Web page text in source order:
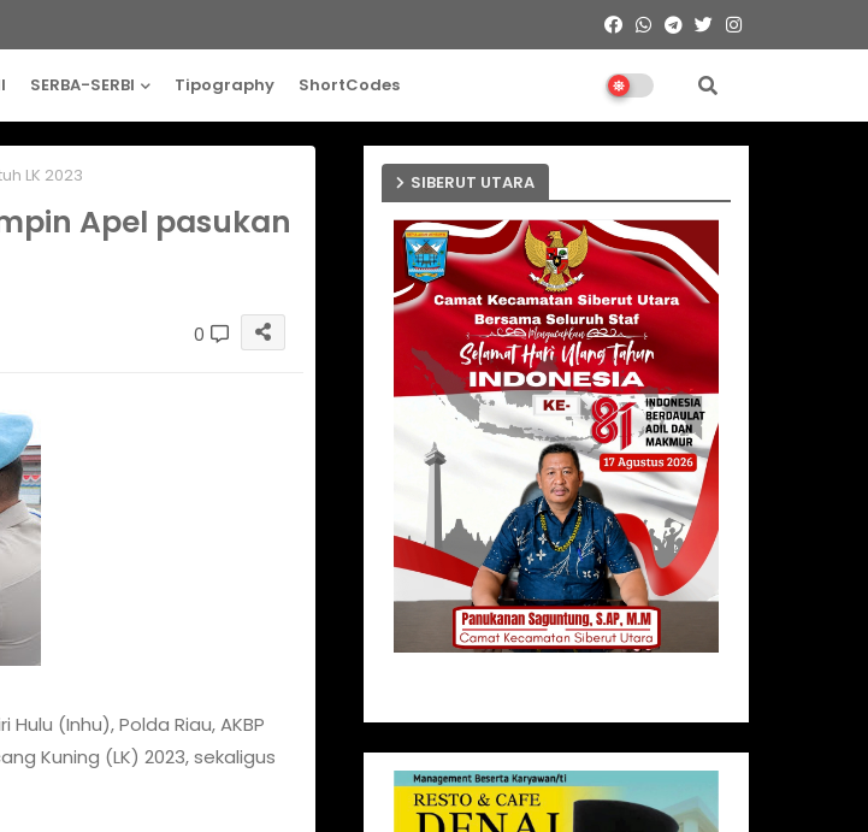
SERBA-SERBI Tipography ShortCodes
LK 2023
Apel pasukan
0
(Inhu), Polda Riau, AKBP
Kuning (LK) 2023, sekaligus
SIBERUT UTARA